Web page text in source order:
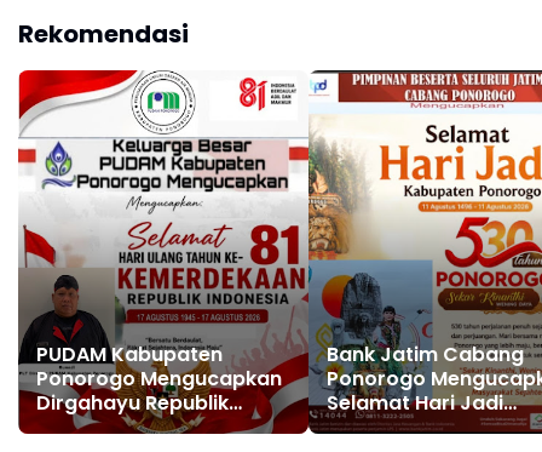
Agustus 1496 - 11
Agustus 2026
Rekomendasi
PUDAM Kabupaten
Ponorogo Mengucapkan
Dirgahayu Republik
Indonesia ke 81, 17
Bank Jatim Cabang
Ponorogo
Selamat Hari Jadi
Kabupaten